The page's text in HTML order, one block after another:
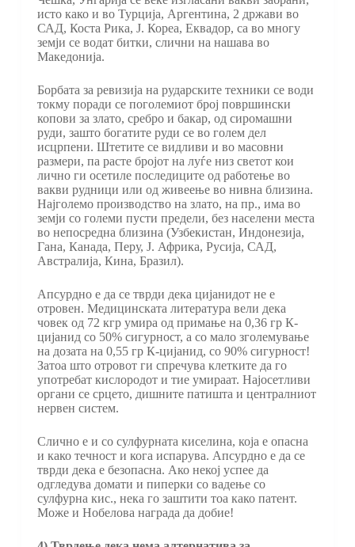
исто како и во Турција, Аргентина, 2 држави во
САД, Коста Рика, Ј. Кореа, Еквадор, са во многу
земји се водат битки, слични на нашава во
Македонија.
Борбата за ревизија на рударските техники се води
токму поради се поголемиот број површински
копови за злато, сребро и бакар, од сиромашни
руди, зашто богатите руди се во голем дел
исцрпени. Штетите се видливи и во масовни
размери, па расте бројот на луѓе низ светот кои
лично ги осетиле последиците од работење во
вакви рудници или од живеење во нивна близина.
Најголемо производство на злато, на пр., има во
земји со големи пусти предели, без населени места
во непосредна близина (Узбекистан, Индонезија,
Гана, Канада, Перу, Ј. Африка, Русија, САД,
Австралија, Кина, Бразил).
Апсурдно е да се тврди дека цијанидот не е
отровен. Медицинската литература вели дека
човек од 72 кгр умира од примање на 0,36 гр К-
цијанид со 50% сигурност, а со мало зголемување
на дозата на 0,55 гр К-цијанид, со 90% сигурност!
Затоа што отровот ги спречува клетките да го
употребат кислородот и тие умираат. Најосетливи
органи се срцето, дишните патишта и централниот
нервен систем.
Слично е и со сулфурната киселина, која е опасна
и како течност и кога испарува. Апсурдно е да се
тврди дека е безопасна. Ако некој успее да
одгледува домати и пиперки со вадење со
сулфурна кис., нека го заштити тоа како патент.
Може и Нобелова награда да добие!